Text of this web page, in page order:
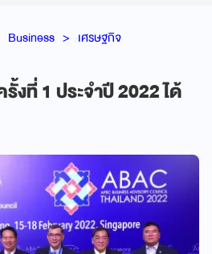
Business เศรษฐกิจ
งที่ 1 ประจำปี 2022 ได้